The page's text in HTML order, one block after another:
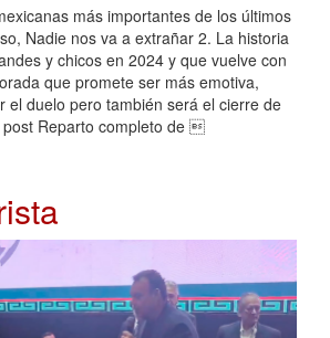
más importantes de los últimos
Nadie nos va a extrañar 2. La historia
y chicos en 2024 y que vuelve con
que promete ser más emotiva,
el duelo pero también será el cierre de
Reparto completo de 